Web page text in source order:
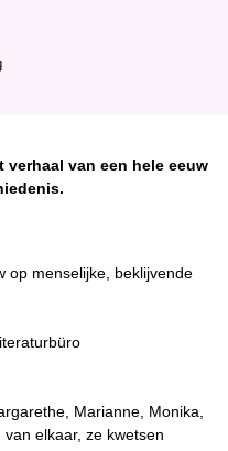
verhaal van een hele eeuw
op menselijke, beklijvende
Marianne, Monika,
elkaar, ze kwetsen